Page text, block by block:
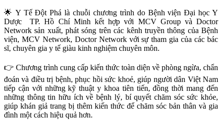
🌟 Y Tế Đột Phá là chuỗi chương trình do Bệnh viện Đại học Y
Dược TP. Hồ Chí Minh kết hợp với MCV Group và Doctor
Network sản xuất, phát sóng trên các kênh truyền thông của Bệnh
viện, MCV Network, Doctor Network với sự tham gia của các bác
sĩ, chuyên gia y tế giàu kinh nghiệm chuyên môn.
👉 Chương trình cung cấp kiến thức toàn diện về phòng ngừa, chẩn
đoán và điều trị bệnh, phục hồi sức khoẻ, giúp người dân Việt Nam
tiếp cận với những kỹ thuật y khoa tiên tiến, đồng thời mang đến
những thông tin hữu ích về bệnh lý, bí quyết chăm sóc sức khỏe,
giúp khán giả trang bị thêm kiến thức để chăm sóc bản thân và gia
đình một cách hiệu quả hơn.